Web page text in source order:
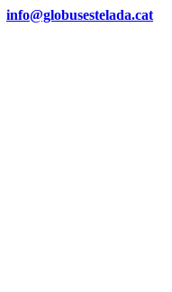
info@globusestelada.cat